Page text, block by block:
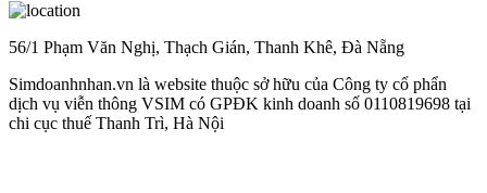
56/1 Phạm Văn Nghị, Thạch Gián, Thanh Khê, Đà Nẵng
Simdoanhnhan.vn là website thuộc sở hữu của Công ty cổ phẩn
dịch vụ viễn thông VSIM có GPĐK kinh doanh số 0110819698 tại
chi cục thuế Thanh Trì, Hà Nội